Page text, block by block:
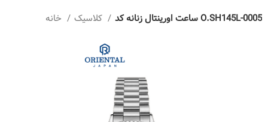
کلاسیک ساعت اورینتال زنانه کد O.SH145L-0005